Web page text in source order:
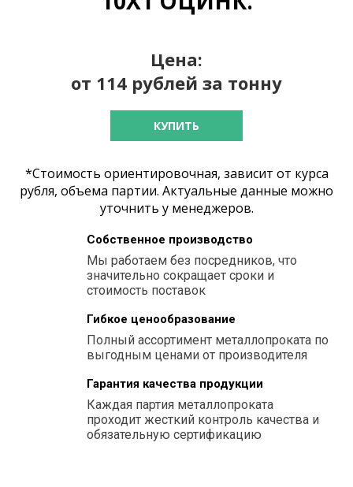
Цена:
от 114 рублей за тонну
КУПИТЬ
*Стоимость ориентировочная, зависит от курса
рубля, объема партии. Актуальные данные можно
уточнить у менеджеров.
Собственное производство
Мы работаем без посредников, что
значительно сокращает сроки и
стоимость поставок
Гибкое ценообразование
Полный ассортимент металлопроката по
выгодным ценами от производителя
Гарантия качества продукции
Каждая партия металлопроката
проходит жесткий контроль качества и
обязательную сертификацию